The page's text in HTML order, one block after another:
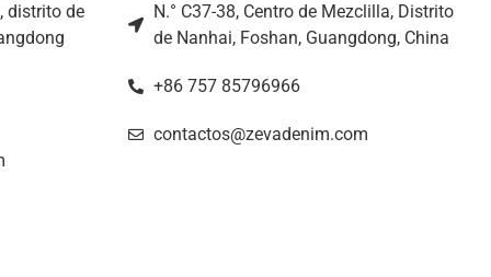
distrito de
N.° C37-38, Centro de Mezclilla, Distrito
de Nanhai, Foshan, Guangdong, China
+86 757 85796966
contactos@zevadenim.com